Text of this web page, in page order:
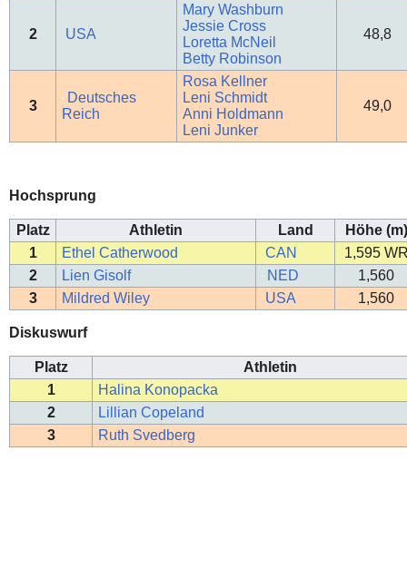
2 USA
Mary Washburn
Jessie Cross
Loretta McNeil
Betty Robinson
48,8
3
Deutsches
Reich
Rosa Kellner
Leni Schmidt
Anni Holdmann
Leni Junker
49,0
Hochsprung
Platz Athletin Land
Höhe (m)
1
Ethel Catherwood CAN 1,595
2
Lien Gisolf NED
1,560
3
Mildred Wiley USA 1,560
Diskuswurf
Platz
Athletin
1
Halina Konopacka
2
Lillian Copeland
3
Ruth Svedberg